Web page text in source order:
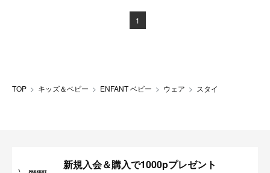
1
TOP キッズ＆ベビー ENFANT ベビー ウェア スタイ
新規入会＆購入で1000pプレゼント